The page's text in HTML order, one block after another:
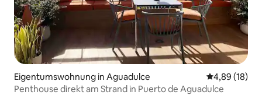
Eigentumswohnung in Aguadulce
4,89 (18)
Penthouse direkt am Strand in Puerto de Aguadulce